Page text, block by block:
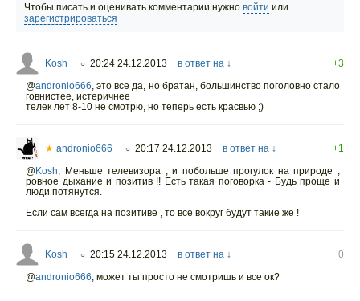
Чтобы писать и оценивать комментарии нужно войти или
зарегистрироваться
Kosh ○ 20:24 24.12.2013 в ответ на ↓
+3
@andronio666,это все да, но братан, большинство поголовно стало
говнистее, истеричнее
телек лет 8-10 не смотрю, но теперь есть красвью ;)
★ andronio666 ○ 20:17 24.12.2013 в ответ на ↓
+1
@Kosh, Меньше телевизора , и побольше прогулок на природе ,
ровное дыхание и позитив !! Есть такая поговорка - Будь проще и
люди потянутся.
Если сам всегда на позитиве , то все вокруг будут такие же !
Kosh ○ 20:15 24.12.2013 в ответ на ↓
0
@andronio666, может ты просто не смотришь и все ок?